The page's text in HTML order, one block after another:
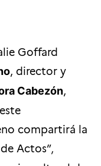
Goffard
, director y
Cabezón,
compartirá la
Actos”,